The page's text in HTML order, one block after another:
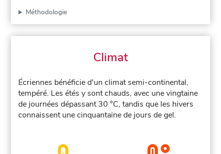
Méthodologie
Climat
Écriennes bénéficie d'un climat semi-continental,
tempéré. Les étés y sont chauds, avec une vingtaine
de journées dépassant 30 °C, tandis que les hivers
connaissent une cinquantaine de jours de gel.